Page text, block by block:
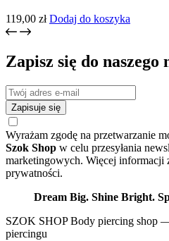
119,00 zł Dodaj do koszyka
Zapisz się do naszego
Zapisuje się
Wyrażam zgodę na przetwarzanie
Szok Shop w celu przesyłania
marketingowych. Więcej informacji
prywatności.
Dream Big. Shine Bright.
SZOK SHOP Body piercing shop
piercingu